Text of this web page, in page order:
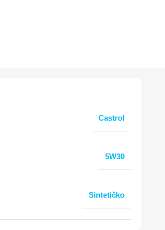
Castrol
5W30
Sintetičko